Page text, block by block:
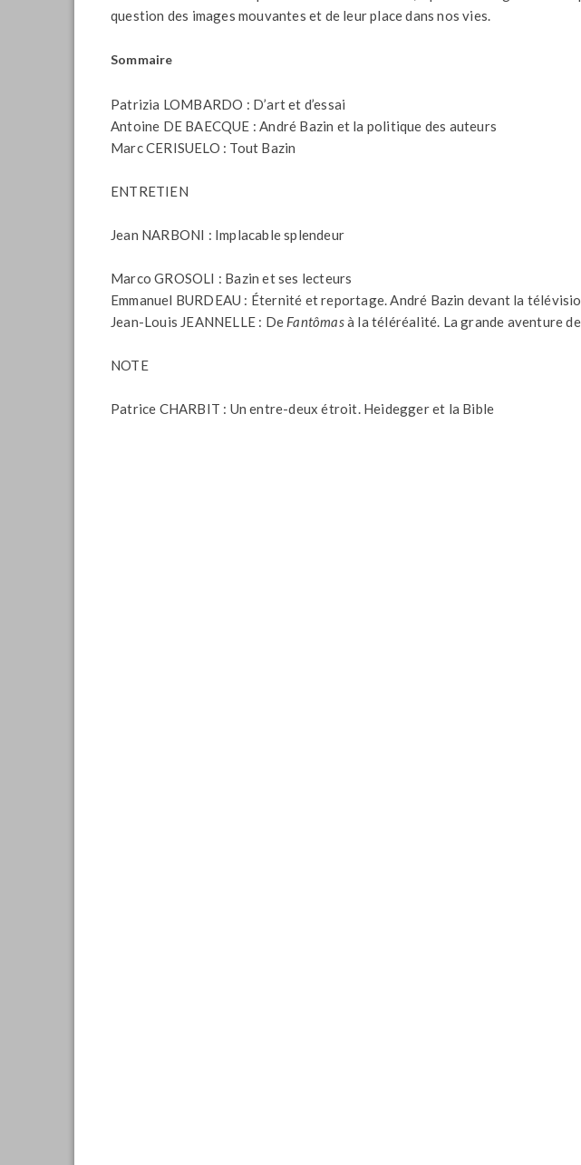
question des images mouvantes et de leur place dans nos vies.
Sommaire
Patrizia LOMBARDO : D’art et d’essai
Antoine DE BAECQUE : André Bazin et la politique des auteurs
Marc CERISUELO : Tout Bazin
ENTRETIEN
Jean NARBONI : Implacable splendeur
Marco GROSOLI : Bazin et ses lecteurs
Emmanuel BURDEAU : Éternité et reportage. André Bazin devant la
Jean-Louis JEANNELLE : De Fantômasà la téléréalité. La grande aventure de
NOTE
Patrice CHARBIT : Un entre-deux étroit. Heidegger et la Bible